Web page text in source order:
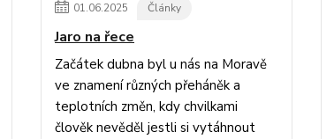
01.06.2025 Články
Jaro na řece
Začátek dubna byl u nás na Moravě
ve znamení různých přeháněk a
teplotních změn, kdy chvilkami
člověk nevěděl jestli si vytáhnout